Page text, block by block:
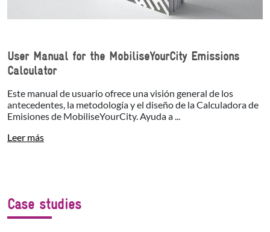
User Manual for the MobiliseYourCity Emissions
Calculator
Este manual de usuario ofrece una visión general de los
antecedentes, la metodología y el diseño de la Calculadora de
Emisiones de MobiliseYourCity. Ayuda a ...
Leer más
Case studies